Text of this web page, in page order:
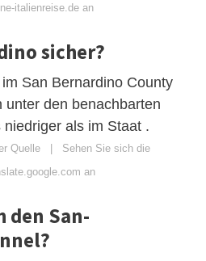
italienreise.de an
sicher?
San Bernardino County
unter den benachbarten
als im Staat .
Quelle | Sehen Sie sich die
an
den San-